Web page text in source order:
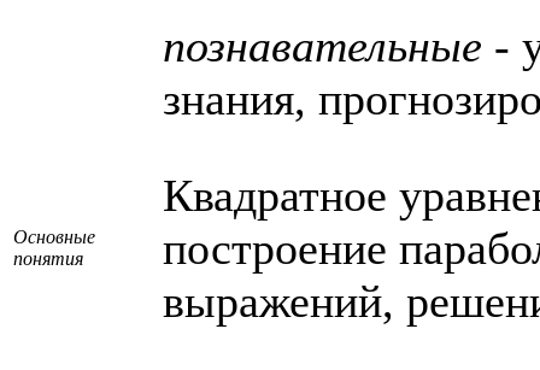
познавательные -
знания,
Основные
понятия
Квадратное
построение
выражений,